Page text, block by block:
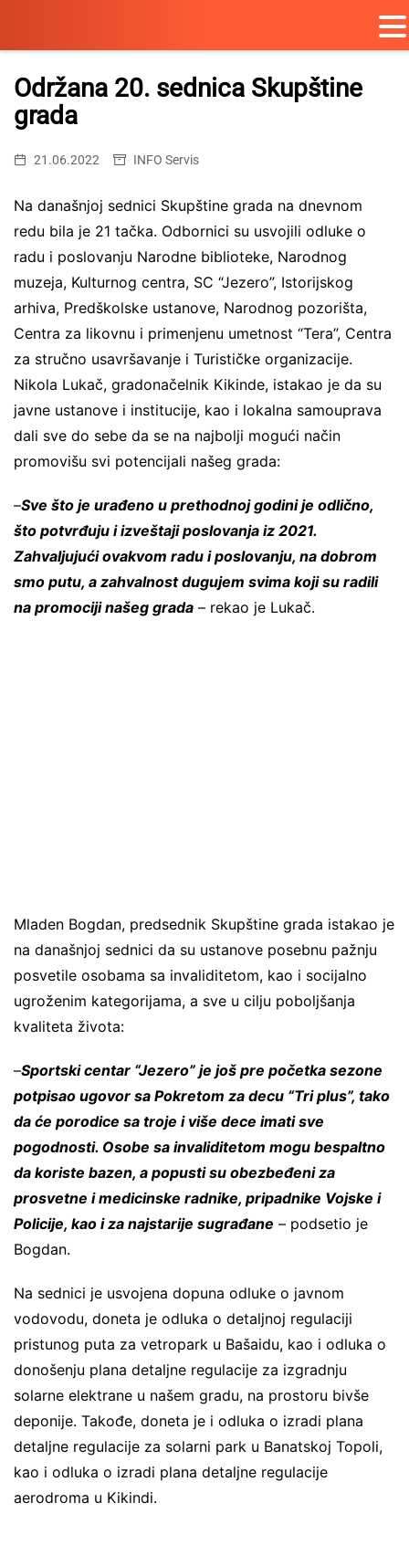
Skip
content
Održana 20. sednica Skupštine
grada
21.06.2022 INFO Servis
Na današnjoj sednici Skupštine grada na dnevnom
redu bila je 21 tačka. Odbornici su usvojili odluke o
radu i poslovanju Narodne biblioteke, Narodnog
muzeja, Kulturnog centra, SC “Jezero”, Istorijskog
arhiva, Predškolske ustanove, Narodnog pozorišta,
Centra za likovnu i primenjenu umetnost “Tera”, Centra
za stručno usavršavanje i Turističke organizacije.
Nikola Lukač, gradonačelnik Kikinde, istakao je da su
javne ustanove i institucije, kao i lokalna samouprava
dali sve do sebe da se na najbolji mogući način
promovišu svi potencijali našeg grada:
–Sve što je urađeno u prethodnoj godini je odlično,
što potvrđuju i izveštaji poslovanja iz 2021.
Zahvaljujući ovakvom radu i poslovanju, na dobrom
smo putu, a zahvalnost dugujem svima koji su radili
na promociji našeg grada – rekao je Lukač.
Mladen Bogdan, predsednik Skupštine grada istakao je
na današnjoj sednici da su ustanove posebnu pažnju
posvetile osobama sa invaliditetom, kao i socijalno
ugroženim kategorijama, a sve u cilju poboljšanja
kvaliteta života:
–Sportski centar “Jezero” je još pre početka sezone
potpisao ugovor sa Pokretom za decu “Tri plus”, tako
da će porodice sa troje i više dece imati sve
pogodnosti. Osobe sa invaliditetom mogu bespaltno
da koriste bazen, a popusti su obezbeđeni za
prosvetne i medicinske radnike, pripadnike Vojske i
Policije, kao i za najstarije sugrađane – podsetio je
Bogdan.
Na sednici je usvojena dopuna odluke o javnom
vodovodu, doneta je odluka o detaljnoj regulaciji
pristunog puta za vetropark u Bašaidu, kao i odluka o
donošenju plana detaljne regulacije za izgradnju
solarne elektrane u našem gradu, na prostoru bivše
deponije. Takođe, doneta je i odluka o izradi plana
detaljne regulacije za solarni park u Banatskoj Topoli,
kao i odluka o izradi plana detaljne regulacije
aerodroma u Kikindi.